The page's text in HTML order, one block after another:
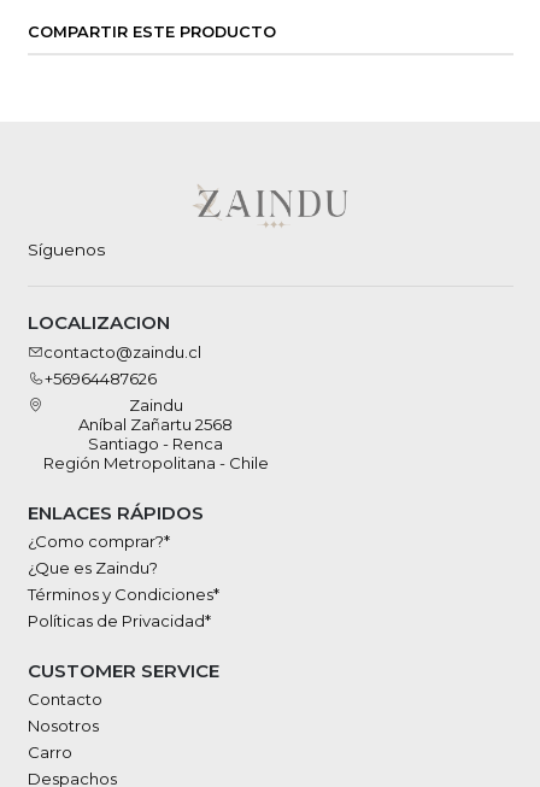
COMPARTIR ESTE PRODUCTO
Síguenos
LOCALIZACION
contacto@zaindu.cl
+56964487626
Zaindu
Aníbal Zañartu 2568
Santiago - Renca
Región Metropolitana - Chile
ENLACES RÁPIDOS
¿Como comprar?*
¿Que es Zaindu?
Términos y Condiciones*
Políticas de Privacidad*
CUSTOMER SERVICE
Contacto
Nosotros
Carro
Despachos